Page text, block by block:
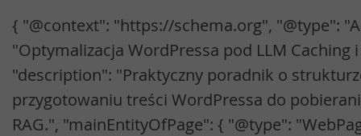
{ "@context": "https://schema.org", "@type":
"Optymalizacja WordPressa pod LLM Caching i
"description": "Praktyczny poradnik o
przygotowaniu treści WordPressa do
RAG.", "mainEntityOfPage": { "@type":